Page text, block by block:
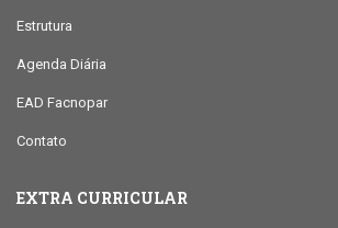
Estrutura
Agenda Diária
EAD Facnopar
Contato
EXTRA CURRICULAR